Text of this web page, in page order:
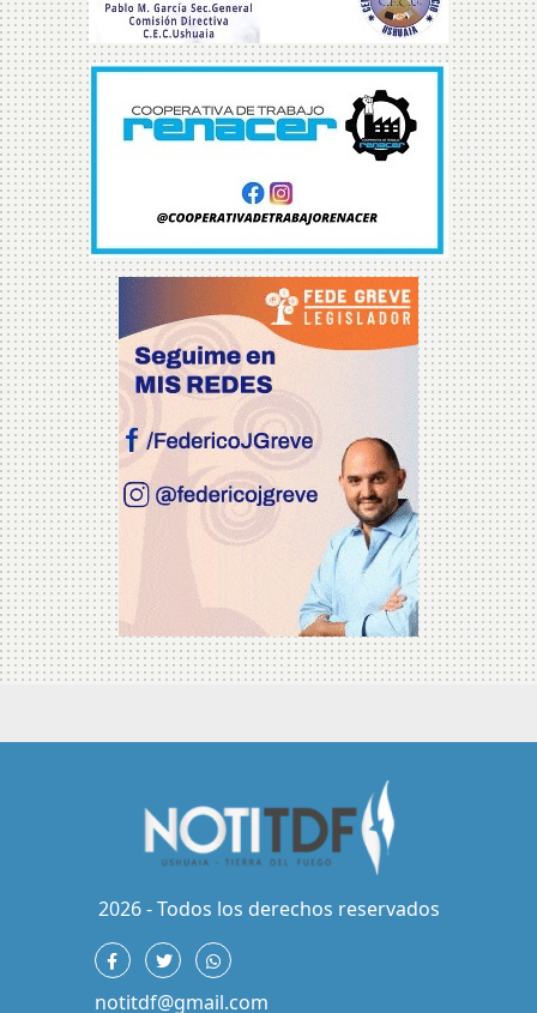
2026 - Todos los derechos reservados
notitdf@gmail.com